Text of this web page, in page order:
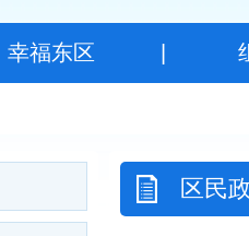
幸福东区
区民